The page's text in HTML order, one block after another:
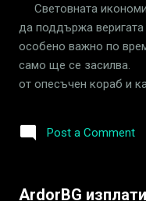
Current Issue Price or "
2.80116 or 2.80 per sh...
Световната
да поддържа
особено важно по
само ще се засилва.
от опесъчен кораб и
да се съобразяват с
да поддържат цените
Post a Comment
ArdorBG